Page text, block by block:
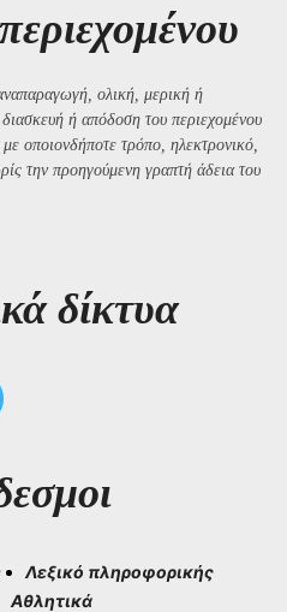
ολική, μερική ή
ή απόδοση του περιεχομένου
οποιονδήποτε τρόπο, ηλεκτρονικό,
την προηγούμενη γραπτή άδεια του
δίκτυα
Λεξικό πληροφορικής
Αθλητικά